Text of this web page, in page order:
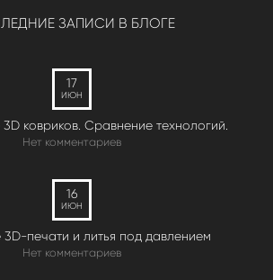
ЗАПИСИ В БЛОГЕ
17
ИЮН
3D ковриков. Сравнение технологий.
Нет комментариев
16
ИЮН
печати и литья под давлением
Нет комментариев